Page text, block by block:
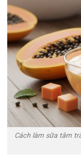
Cách làm sữa tắm